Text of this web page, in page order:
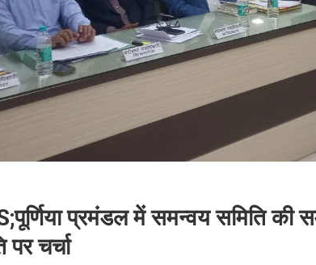
प्रमंडल में समन्वय समिति की
चर्चा